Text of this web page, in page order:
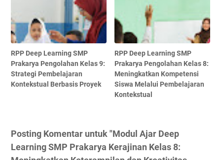
RPP Deep Learning SMP
Prakarya Pengolahan Kelas 9:
Strategi Pembelajaran
Kontekstual Berbasis Proyek
RPP Deep Learning SMP
Prakarya Pengolahan Kelas 8:
Meningkatkan Kompetensi
Siswa Melalui Pembelajaran
Kontekstual
Posting Komentar untuk "Modul Ajar Deep
Learning SMP Prakarya Kerajinan Kelas 8: